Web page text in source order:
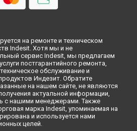
ESC 1160A C ECO Indesit в
ESC 1160A C ECO Indesit в
ESC 1160A C ECO Indesit в
ESC 1160A C ECO Indesit в
на ремонте и техническом
Indesit. Хотя мы и не
сервис Indesit, мы предлагаем
постгарантийного ремонта,
обслуживание и
Индезит. Обратите
на нашем сайте, не являются
актуальной информации,
с нашими менеджерами. Также
марка Indesit, упоминаемая на
и используется нами
целей.